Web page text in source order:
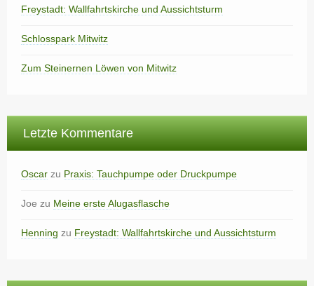
Freystadt: Wallfahrtskirche und Aussichtsturm
Schlosspark Mitwitz
Zum Steinernen Löwen von Mitwitz
Letzte Kommentare
Oscar zu Praxis: Tauchpumpe oder Druckpumpe
Joe zu Meine erste Alugasflasche
Henning zu Freystadt: Wallfahrtskirche und Aussichtsturm